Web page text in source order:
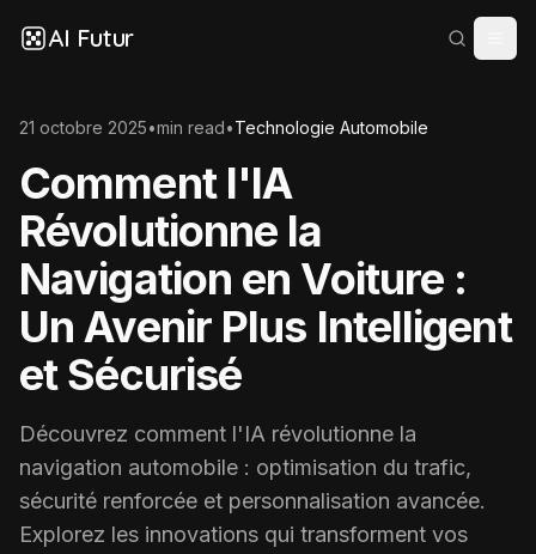
AI Futur
21 octobre 2025•min read•Technologie Automobile
Comment l'IA
Révolutionne la
Navigation en Voiture :
Un Avenir Plus Intelligent
et Sécurisé
Découvrez comment l'IA révolutionne la
navigation automobile : optimisation du trafic,
sécurité renforcée et personnalisation avancée.
Explorez les innovations qui transforment vos